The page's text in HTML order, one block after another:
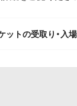
ットの受取り・入